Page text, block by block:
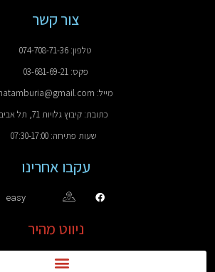
צור קשר
טלפון: 074-708-71-36
פקס: 03-681-69-21
מייל: hatamburia@gmail.com
כתובת: קיבוץ גלויות 71, תל אביב
שעות פתיחה: 07:30-17:00
עקבו אחרינו
easy
ניווט מהיר